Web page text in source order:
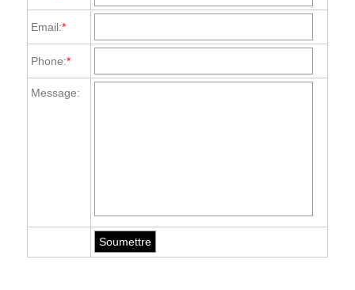
Email:*
Phone:*
Message: